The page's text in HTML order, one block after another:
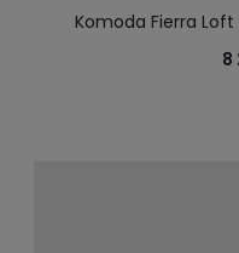
Komoda Fierra
dębowego ,
8